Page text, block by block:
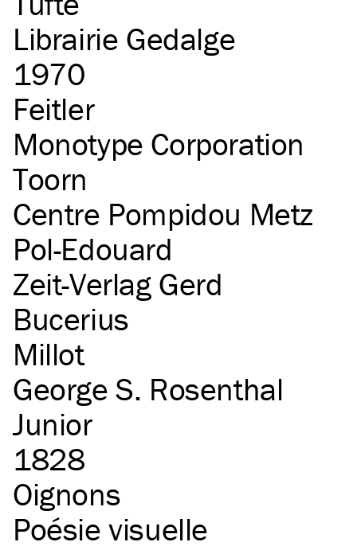
Librairie Gedalge
1970
Feitler
Monotype Corporation
Toorn
Centre Pompidou Metz
Pol-Edouard
Zeit-Verlag Gerd
Bucerius
Millot
George S. Rosenthal
Junior
1828
Oignons
Poésie visuelle